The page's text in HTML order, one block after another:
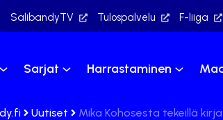
SalibandyTV Tulospalvelu F-liiga
Sarjat Harrastaminen
Uutiset Mika Kohosesta tekeillä